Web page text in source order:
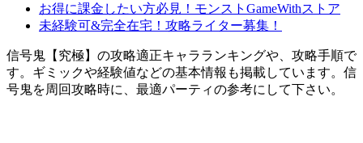
お得に課金したい方必見！モンストGameWithストア
未経験可&完全在宅！攻略ライター募集！
信号鬼【究極】の攻略適正キャラランキングや、攻略手順で
す。ギミックや経験値などの基本情報も掲載しています。信
号鬼を周回攻略時に、最適パーティの参考にして下さい。